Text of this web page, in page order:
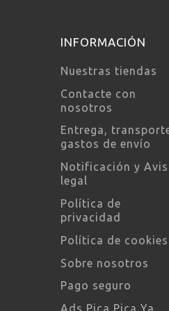
INFORMACIÓN
Nuestras tiendas
Contacte con
nosotros
Entrega,
gastos de envío
Notificación y
legal
Política de
privacidad
Política de cookies
Sobre nosotros
Pago seguro
Ads Pica Pica Ya